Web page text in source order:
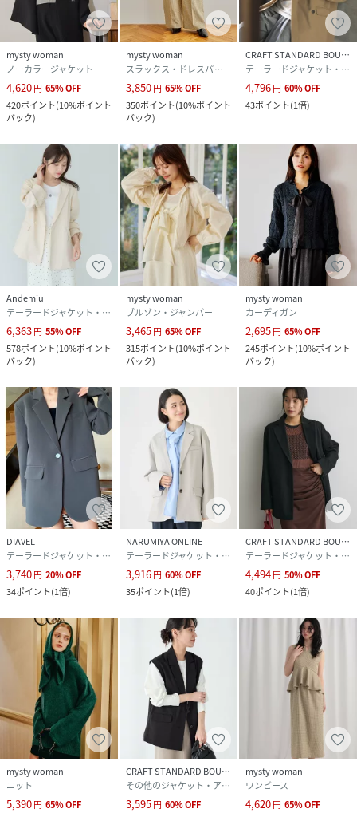
mysty woman
ノーカラージャケット
4,620円 65%OFF
420ポイント(10%ポイント
バック)
mysty woman
スラックス・ドレスパンツ
3,850円 65%OFF
350ポイント(10%ポイント
バック)
CRAFT STANDARD BOUTIQUE
テーラードジャケット・ブレザー
4,796円 60%OFF
43ポイント(1倍)
Andemiu
テーラードジャケット・ブレザー
6,363円 55%OFF
578ポイント(10%ポイント
バック)
mysty woman
ブルゾン・ジャンパー
3,465円 65%OFF
315ポイント(10%ポイント
バック)
mysty woman
カーディガン
2,695円 65%OFF
245ポイント(10%ポイント
バック)
DIAVEL
テーラードジャケット・ブレザー
3,740円 20%OFF
34ポイント(1倍)
NARUMIYA ONLINE
テーラードジャケット・ブレザー
3,916円 60%OFF
35ポイント(1倍)
CRAFT STANDARD BOUTIQUE
テーラードジャケット・ブレザー
4,494円 50%OFF
40ポイント(1倍)
mysty woman
ニット
5,390円 65%OFF
CRAFT STANDARD BOUTIQUE
その他のジャケット・アウター
3,595円 60%OFF
mysty woman
ワンピース
4,620円 65%OFF